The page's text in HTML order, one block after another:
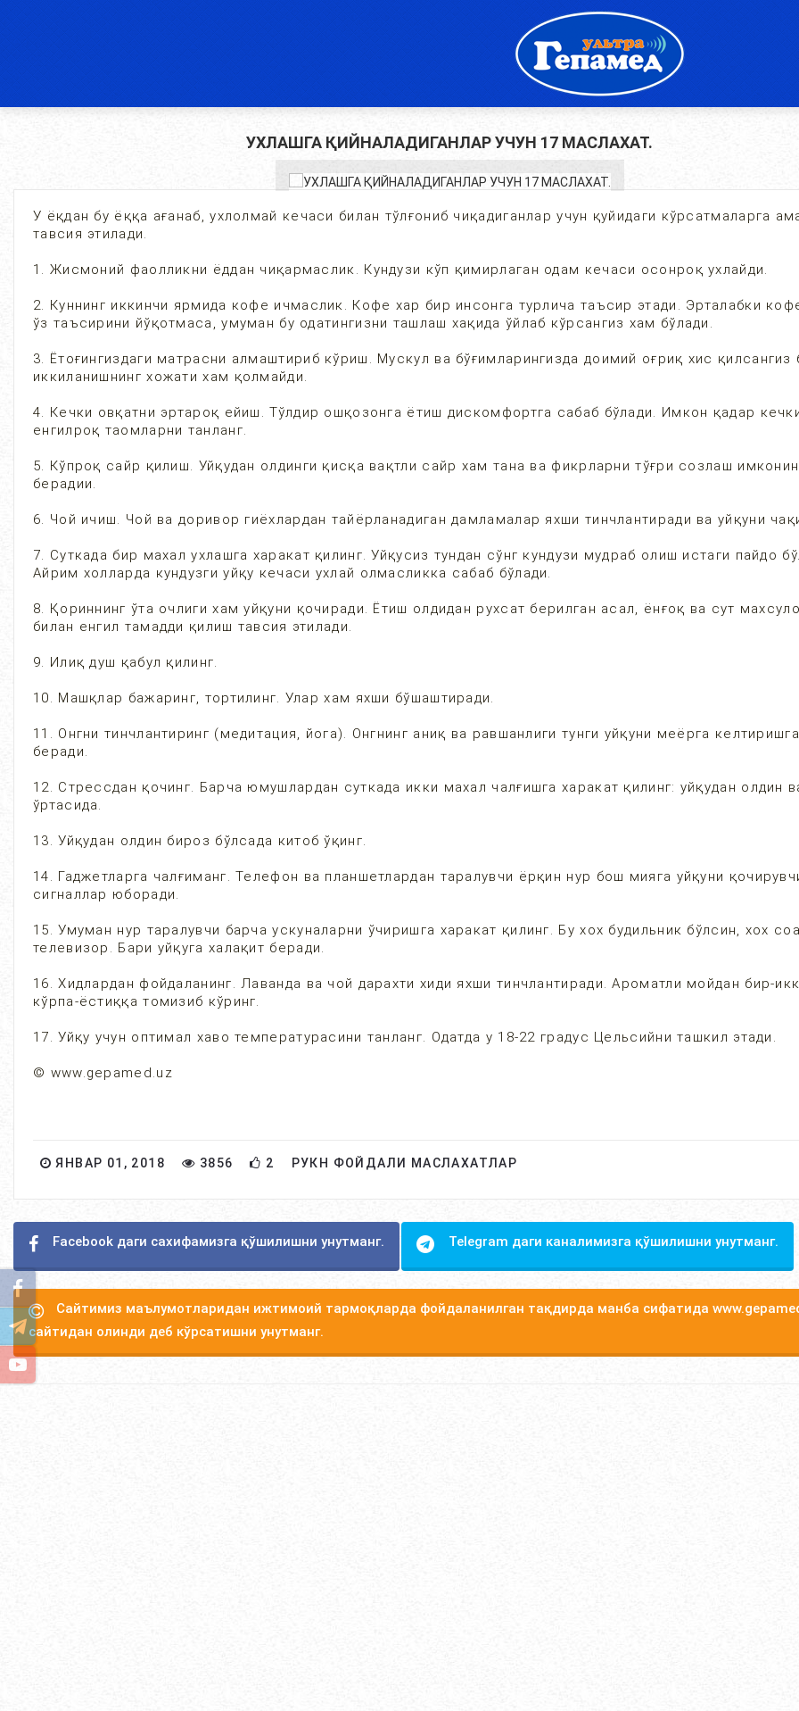
УХЛАШГА ҚИЙНАЛАДИГАНЛАР УЧУН 17 МАСЛАХАТ.
У ёқдан бу ёққа ағанаб, ухлолмай кечаси билан тўлғониб чиқадиганлар учун қуйидаги кўрсатмаларга
тавсия этилади.
1. Жисмоний фаолликни ёддан чиқармаслик. Кундузи кўп қимирлаган одам кечаси осонроқ ухлайди.
2. Куннинг иккинчи ярмида кофе ичмаслик. Кофе хар бир инсонга турлича таъсир этади. Эрталабки
ўз таъсирини йўқотмаса, умуман бу одатингизни ташлаш хақида ўйлаб кўрсангиз хам бўлади.
3. Ётоғингиздаги матрасни алмаштириб кўриш. Мускул ва бўғимларингизда доимий оғриқ хис қилсангиз
иккиланишнинг хожати хам қолмайди.
4. Кечки овқатни эртароқ ейиш. Тўлдир ошқозонга ётиш дискомфортга сабаб бўлади. Имкон қадар
енгилроқ таомларни танланг.
5. Кўпроқ сайр қилиш. Уйқудан олдинги қисқа вақтли сайр хам тана ва фикрларни тўғри созлаш
берадии.
6. Чой ичиш. Чой ва доривор гиёхлардан тайёрланадиган дамламалар яхши тинчлантиради ва уйқуни
7. Суткада бир махал ухлашга харакат қилинг. Уйқусиз тундан сўнг кундузи мудраб олиш истаги пайдо
Айрим холларда кундузги уйқу кечаси ухлай олмасликка сабаб бўлади.
8. Қориннинг ўта очлиги хам уйқуни қочиради. Ётиш олдидан рухсат берилган асал, ёнғоқ ва сут
билан енгил тамадди қилиш тавсия этилади.
9. Илиқ душ қабул қилинг.
10. Машқлар бажаринг, тортилинг. Улар хам яхши бўшаштиради.
11. Онгни тинчлантиринг (медитация, йога). Онгнинг аниқ ва равшанлиги тунги уйқуни меёрга
беради.
12. Стрессдан қочинг. Барча юмушлардан суткада икки махал чалғишга харакат қилинг: уйқудан олдин
ўртасида.
13. Уйқудан олдин бироз бўлсада китоб ўқинг.
14. Гаджетларга чалғиманг. Телефон ва планшетлардан таралувчи ёрқин нур бош мияга уйқуни
сигналлар юборади.
15. Умуман нур таралувчи барча ускуналарни ўчиришга харакат қилинг. Бу хох будильник бўлсин, хох
телевизор. Бари уйқуга халақит беради.
16. Хидлардан фойдаланинг. Лаванда ва чой дарахти хиди яхши тинчлантиради. Ароматли мойдан бир-
кўрпа-ёстиққа томизиб кўринг.
17. Уйқу учун оптимал хаво температурасини танланг. Одатда у 18-22 градус Цельсийни ташкил этади.
© www.gepamed.uz
ЯНВАР 01, 2018 3856 2 РУКН ФОЙДАЛИ МАСЛАХАТЛАР
Facebook даги сахифамизга қўшилишни унутманг. Telegram даги каналимизга қўшилишни унутманг.
Сайтимиз маълумотларидан ижтимоий тармоқларда фойдаланилган тақдирда манба сифатида
сайтидан олинди деб кўрсатишни унутманг.